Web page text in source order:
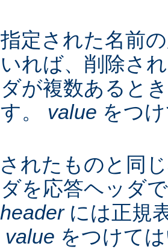
定された名前
れば、削除さ
が複数あると
。 value をつ
れたものと同
を応答ヘッダ
headerには正規
value をつけて